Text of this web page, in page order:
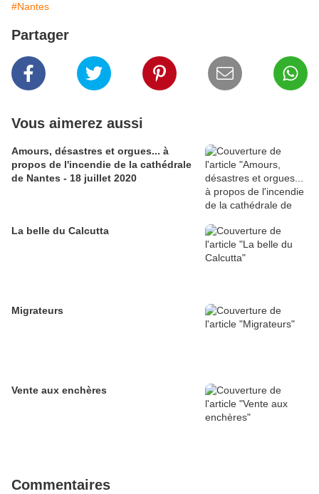
#Nantes
Partager
Vous aimerez aussi
Amours, désastres et orgues... à
propos de l'incendie de la cathédrale
de Nantes - 18 juillet 2020
La belle du Calcutta
Migrateurs
Vente aux enchères
Commentaires